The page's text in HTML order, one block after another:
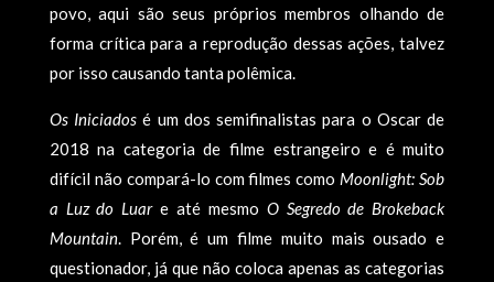
povo, aqui são seus próprios membros olhando de
forma crítica para a reprodução dessas ações, talvez
por isso causando tanta polêmica.
Os Iniciados é um dos semifinalistas para o Oscar de
2018 na categoria de filme estrangeiro e é muito
difícil não compará-lo com filmes como Moonlight: Sob
a Luz do Luare até mesmo O Segredo de Brokeback
Mountain. Porém, é um filme muito mais ousado e
questionador, já que não coloca apenas as categorias